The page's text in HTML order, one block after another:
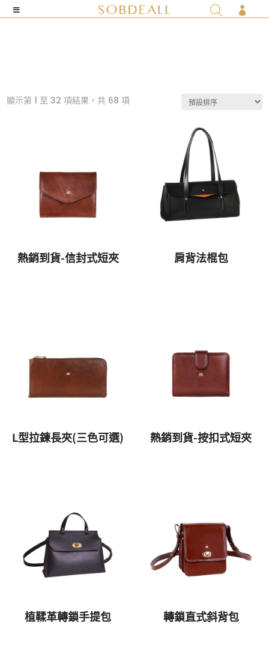

顯示第 1 至 32 項結果，共 68 項
熱銷到貨-信封式短夾 肩背法棍包
L型拉鍊長夾(三色可選) 熱銷到貨-按扣式短夾
植鞣革轉鎖手提包 轉鎖直式斜背包